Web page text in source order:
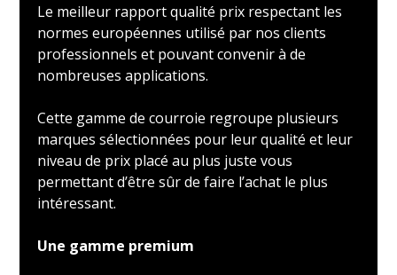
Le meilleur rapport qualité prix respectant les
normes européennes utilisé par nos clients
professionnels et pouvant convenir à de
nombreuses applications.
Cette gamme de courroie regroupe plusieurs
marques sélectionnées pour leur qualité et leur
niveau de prix placé au plus juste vous
permettant d’être sûr de faire l’achat le plus
intéressant.
Une gamme premium